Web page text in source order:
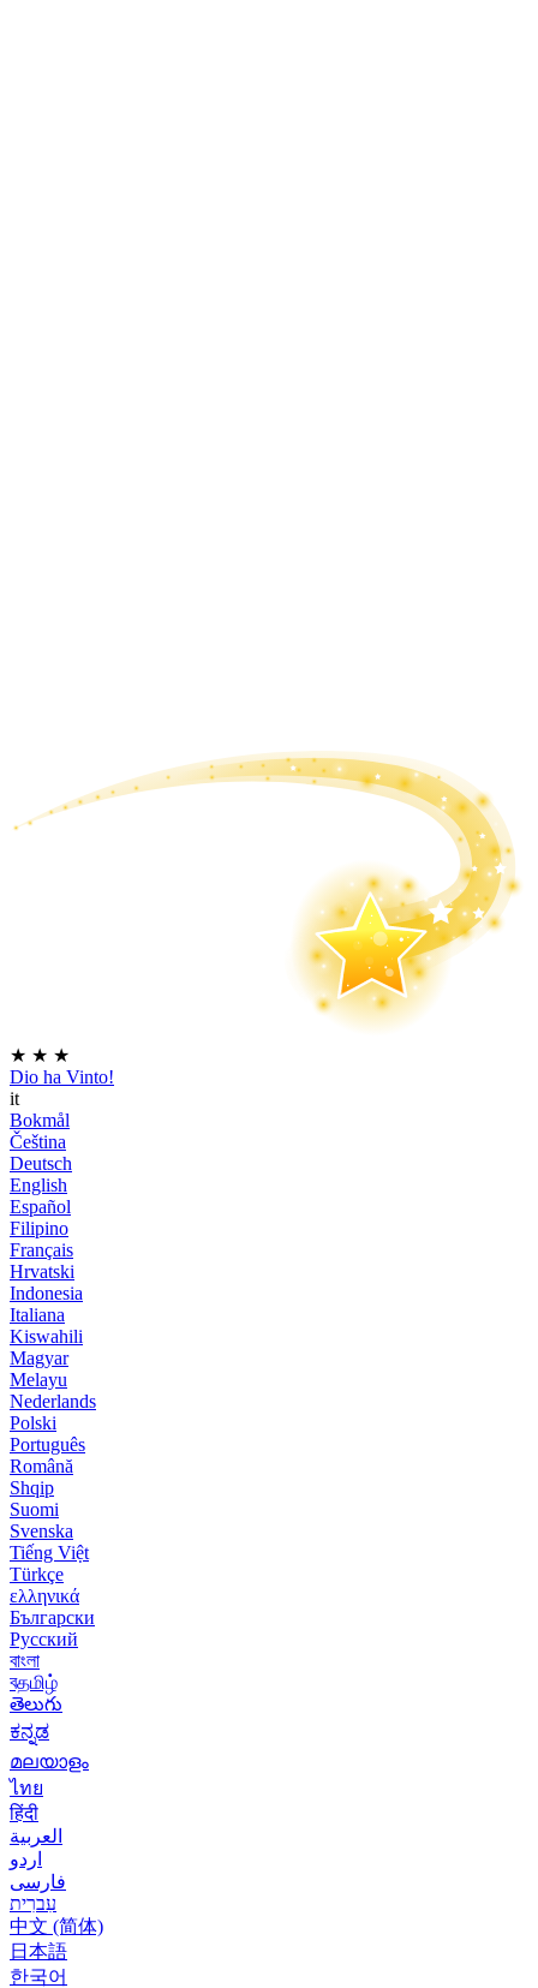
★ ★ ★
Dio ha Vinto!
it
Bokmål
Čeština
Deutsch
English
Español
Filipino
Français
Hrvatski
Indonesia
Italiana
Kiswahili
Magyar
Melayu
Nederlands
Polski
Português
Română
Shqip
Suomi
Svenska
Tiếng Việt
Türkçe
ελληνικά
Български
Русский
বাংলা
বதமிழ்
తెలుగు
ಕನ್ನಡ
മലയാളം
ไทย
हिंदी
العربية
اردو
فارسی
עִברִית
中文 (简体)
日本語
한국어